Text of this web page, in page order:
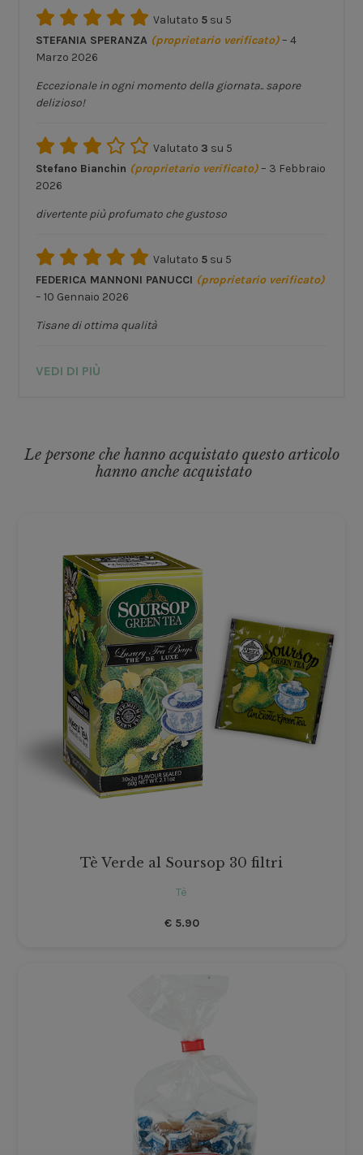
Valutato 5 su 5
STEFANIA SPERANZA (proprietario verificato) – 4
Marzo 2026
Eccezionale in ogni momento della giornata.. sapore
delizioso!
Valutato3 su 5
Stefano Bianchin (proprietario verificato) – 3 Febbraio
2026
divertente più profumato che gustoso
Valutato 5 su 5
FEDERICA MANNONI PANUCCI (proprietario verificato)
– 10 Gennaio 2026
Tisane di ottima qualità
VEDI DI PIÙ
Le persone che hanno acquistato questo articolo
hanno anche acquistato
Tè Verde al Soursop 30 filtri
Tè
€5.90